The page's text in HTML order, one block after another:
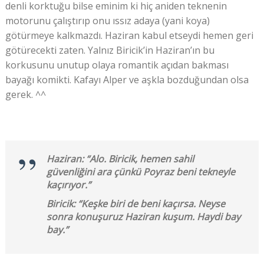
denli korktuğu bilse eminim ki hiç aniden teknenin
motorunu çalıştırıp onu ıssız adaya (yani koya)
götürmeye kalkmazdı. Haziran kabul etseydi hemen geri
götürecekti zaten. Yalnız Biricik’in Haziran’ın bu
korkusunu unutup olaya romantik açıdan bakması
bayağı komikti. Kafayı Alper ve aşkla bozduğundan olsa
gerek. ^^
Haziran: “Alo. Biricik, hemen sahil
güvenliğini ara çünkü Poyraz beni tekneyle
kaçırıyor.”
Biricik: “Keşke biri de beni kaçırsa. Neyse
sonra konuşuruz Haziran kuşum. Haydi bay
bay.”